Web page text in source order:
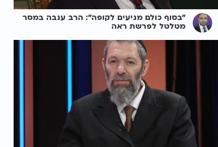
"בסוף כולם מגיעים לקופה": הרב ענבה במסר
מטלטל לפרשת ראה